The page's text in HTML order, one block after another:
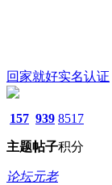
回家就好实名认证
157
主题
939
帖子
8517
积分
论坛元老